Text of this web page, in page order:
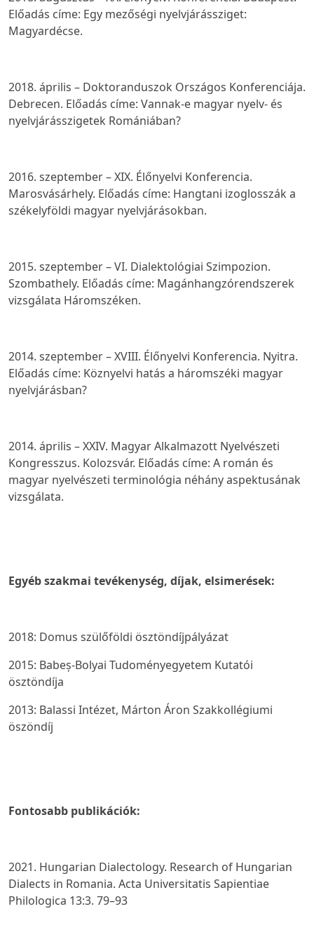
Előadás címe: Egy mezőségi nyelvjárássziget:
Magyardécse.
2018. április – Doktoranduszok Országos Konferenciája.
Debrecen. Előadás címe: Vannak-e magyar nyelv- és
nyelvjárásszigetek Romániában?
2016. szeptember – XIX. Élőnyelvi Konferencia.
Marosvásárhely. Előadás címe: Hangtani izoglosszák a
székelyföldi magyar nyelvjárásokban.
2015. szeptember – VI. Dialektológiai Szimpozion.
Szombathely. Előadás címe: Magánhangzórendszerek
vizsgálata Háromszéken.
2014. szeptember – XVIII. Élőnyelvi Konferencia. Nyitra.
Előadás címe: Köznyelvi hatás a háromszéki magyar
nyelvjárásban?
2014. április – XXIV. Magyar Alkalmazott Nyelvészeti
Kongresszus. Kolozsvár. Előadás címe: A román és
magyar nyelvészeti terminológia néhány aspektusának
vizsgálata.
Egyéb szakmai tevékenység, díjak, elsimerések:
2018: Domus szülőföldi ösztöndíjpályázat
2015: Babeș-Bolyai Tudoményegyetem Kutatói
ösztöndíja
2013: Balassi Intézet, Márton Áron Szakkollégiumi
öszöndíj
Fontosabb publikációk:
2021. Hungarian Dialectology. Research of Hungarian
Dialects in Romania. Acta Universitatis Sapientiae
Philologica 13:3. 79–93